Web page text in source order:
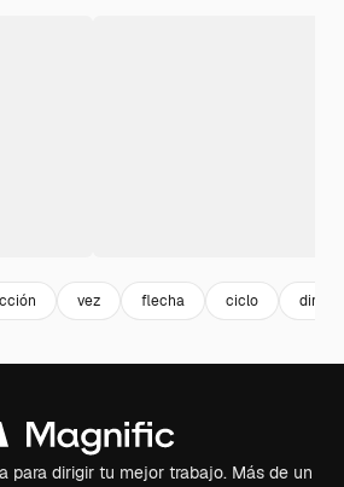
vez flecha ciclo
para dirigir tu mejor trabajo. Más de un